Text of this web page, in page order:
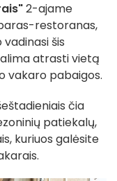
2-ajame
restoranas,
šis
atrasti vietą
vakaro pabaigos.
čia
patiekalų,
kuriuos galėsite